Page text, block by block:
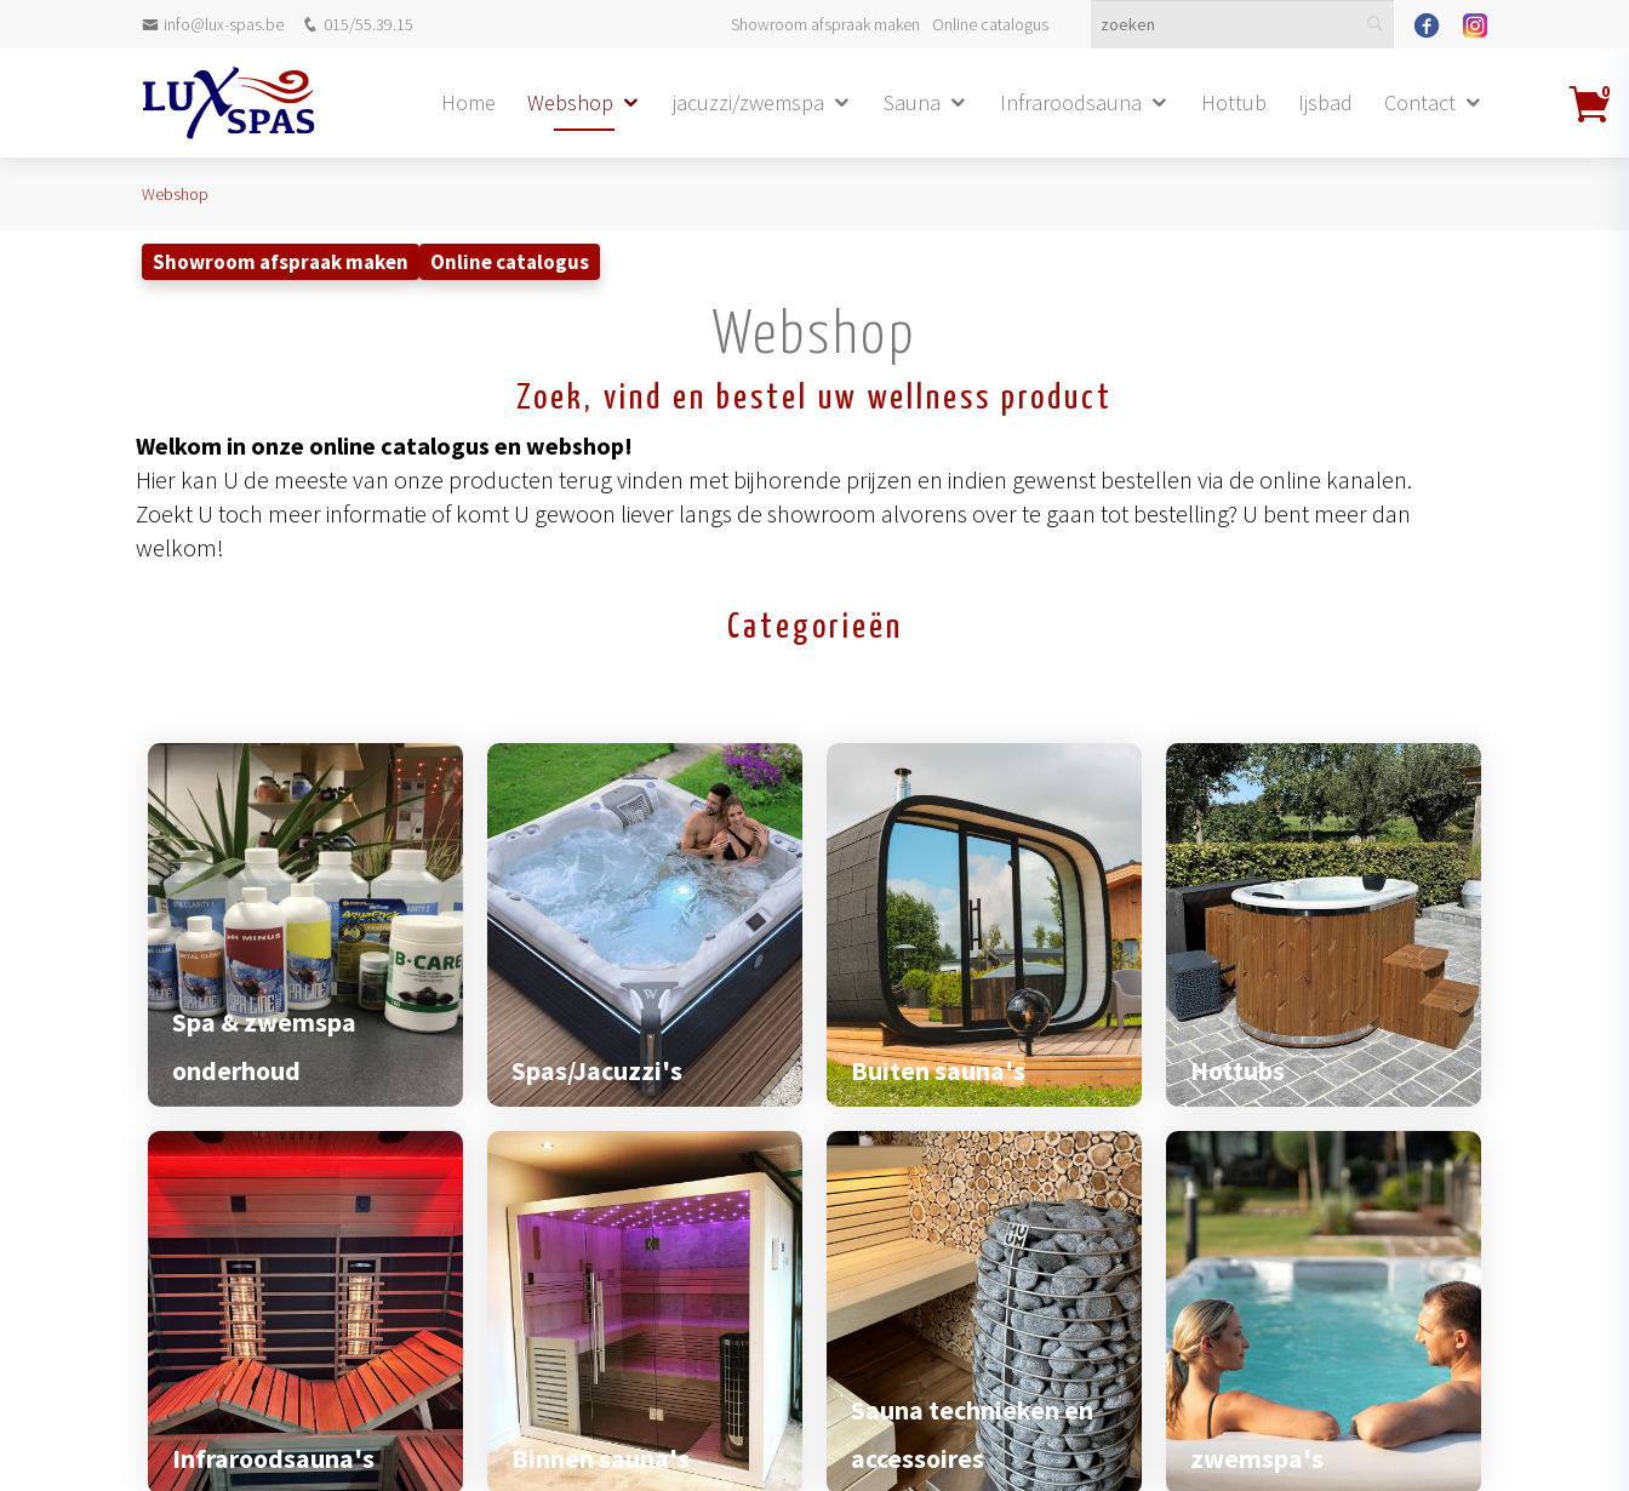
info@lux-spas.be 015/55.39.15 Showroom afspraak maken Online catalogus
0
Home Webshop jacuzzi/zwemspa Sauna Infraroodsauna Hottub Ijsbad Contact
Webshop
Webshop
Zoek, vind en bestel uw wellness product
Welkom in onze online catalogus en webshop!
Hier kan U de meeste van onze producten terug vinden met bijhorende prijzen en indien gewenst bestellen via de online kanalen.
Zoekt U toch meer informatie of komt U gewoon liever langs de showroom alvorens over te gaan tot bestelling? U bent meer dan
welkom!
Showroom afspraak maken Online catalogus
Categorieën
Spa & zwemspa
onderhoud
Spas/Jacuzzi's Buiten sauna's Hottubs
Infraroodsauna's Binnen sauna's
Sauna technieken en
accessoires
zwemspa's